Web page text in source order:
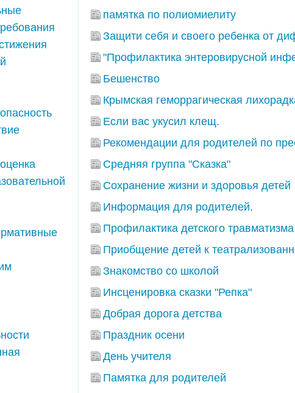
памятка по полиомиелиту
Защити себя и своего ребенка от
"Профилактика энтеровирусной
Бешенство
Крымская геморрагическая
Если вас укусил клещ.
Рекомендации для родителей по
Средняя группа "Сказка"
Сохранение жизни и здоровья детей
Информация для родителей.
Профилактика детского травматизма
Приобщение детей к
Знакомство со школой
Инсценировка сказки "Репка"
Добрая дорога детства
Праздник осени
День учителя
Памятка для родителей